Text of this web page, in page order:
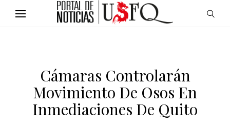
Cámaras Controlarán
Movimiento De Osos En
Inmediaciones De Quito